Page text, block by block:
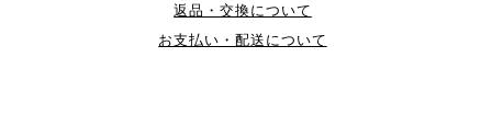
返品・交換について
お支払い・配送について